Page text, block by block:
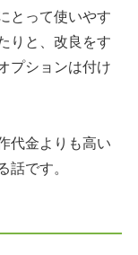
とって使いやす
りと、改良をす
プションは付け
代金よりも高い
話です。